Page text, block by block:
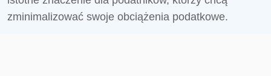
zminimalizować swoje obciążenia podatkowe.